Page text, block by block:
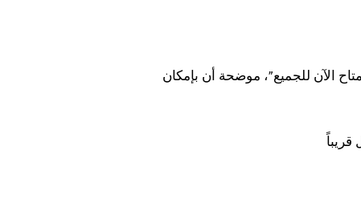
الآن للجميع”، موضحة أن بإمكان